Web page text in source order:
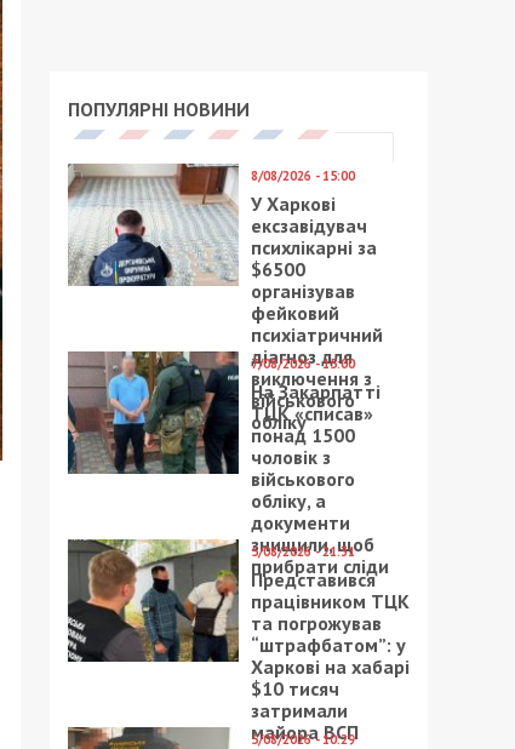
ПОПУЛЯРНІ НОВИНИ
8/08/2026 - 15:00
У Харкові
ексзавідувач
психлікарні за
$6500
організував
фейковий
психіатричний
діагноз для
виключення з
військового
обліку
7/08/2026 - 15:00
На Закарпатті
ТЦК «списав»
понад 1500
чоловік з
військового
обліку, а
документи
знищили, щоб
прибрати сліди
5/08/2026 - 21:31
Представився
працівником ТЦК
та погрожував
“штрафбатом”: у
Харкові на хабарі
$10 тисяч
затримали
майора ВСП
5/08/2026 - 10:29